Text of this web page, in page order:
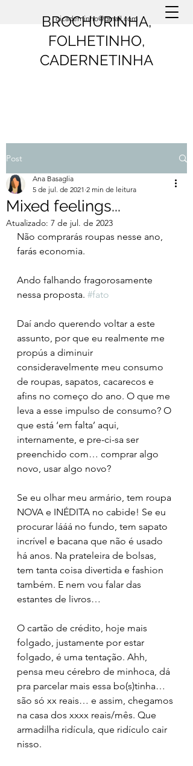
BROCHURINHA,
FOLHETINHO,
CADERNETINHA
oicaderninho@gmail.com
Post
Mixed feelings...
Ana Basaglia
5 de jul. de 2021 2 min de leitura
Atualizado: 7 de jul. de 2023
Não comprarás roupas nesse ano,
farás economia.
Ando falhando fragorosamente
nessa proposta. #fato
Daí ando querendo voltar a este
assunto, por que eu realmente me
propús a diminuir
consideravelmente meu consumo
de roupas, sapatos, cacarecos e
afins no começo do ano. O que me
leva a esse impulso de consumo? O
que está ‘em falta’ aqui,
internamente, e pre-ci-sa ser
preenchido com… comprar algo
novo, usar algo novo?
Se eu olhar meu armário, tem roupa
NOVA e INÉDITA no cabide! Se eu
procurar lááá no fundo, tem sapato
incrível e bacana que não é usado
há anos. Na prateleira de bolsas,
tem tanta coisa divertida e fashion
também. E nem vou falar das
estantes de livros…
O cartão de crédito, hoje mais
folgado, justamente por estar
folgado, é uma tentação. Ahh,
pensa meu cérebro de minhoca, dá
pra parcelar mais essa bo(s)tinha…
são só xx reais… e assim, chegamos
na casa dos xxxx reais/mês. Que
armadilha ridícula, que ridículo cair
nisso.